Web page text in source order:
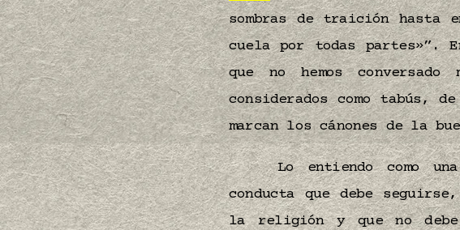
sombras de traición hasta
cuela por todas partes»”.
que no hemos
considerados como tabús,
marcan los cánones de la
Lo entiendo como
conducta que debe
la religión y que no debe